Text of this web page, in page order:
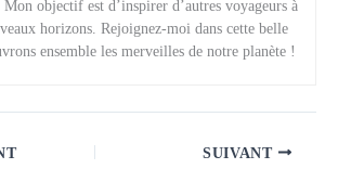
objectif est d’inspirer d’autres voyageurs à
horizons. Rejoignez-moi dans cette belle
ensemble les merveilles de notre planète !
SUIVANT